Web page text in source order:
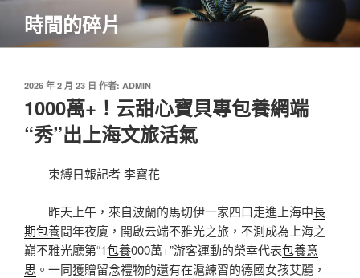
主
時間的碎片
發
於
2026 年 2 月 23 日 作者: ADMIN
1000萬+！云甜心寶貝專包養網端
“秀”出上海文旅活氣
束縛日報記者 李寶花
昨天上午，來自波蘭的馬切伊一家四口走進上海中長
期包養間年夜廈，開啟云端不雅光之旅，不測成為上海之
巔不雅光廳第“1包養000萬+”游客運動的榮幸代表包養意
思 。一同獲贈留念禮物的還有在滬練習的德國女孩艾麗，